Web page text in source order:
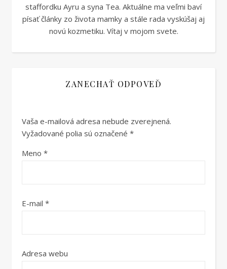
staffordku Ayru a syna Tea. Aktuálne ma veľmi baví
písať články zo života mamky a stále rada vyskúšaj aj
novú kozmetiku. Vítaj v mojom svete.
ZANECHAŤ ODPOVEĎ
Vaša e-mailová adresa nebude zverejnená.
Vyžadované polia sú označené *
Meno *
E-mail *
Adresa webu